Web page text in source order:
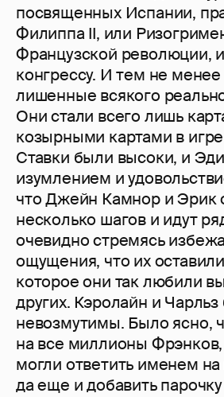
посвященных Испании,
Филиппа II, или
Французской революции,
конгрессу. И тем не менее
лишенные всякого
Они стали всего лишь
козырными картами в
Ставки были высоки, и
изумлением и
что Джейн Камнор и Эрик
несколько шагов и идут
очевидно стремясь
ощущения, что их
которое они так любили
других. Кэролайн и
невозмутимы. Было ясно,
на все миллионы Фрэнков,
могли ответить именем
да еще и добавить парочку